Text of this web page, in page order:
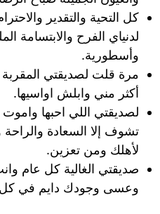
كل التحية والتقدير
لدنياي الفرح والابتسامة
وأسطورية.
مرة قلت لصديقتي المقربة
أكثر مني وابلش اواسيها.
لصديقتي اللي احبها
تشوف إلا السعادة
لأهلك ومن تعزين.
صديقتي الغالية كل عام
وعسى وجودك دايم في كل